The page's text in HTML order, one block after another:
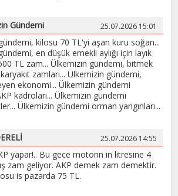
Gündemi 25.07.2026 15:01
kilosu 70 TL'yi aşan kuru soğan...
en düşük emekli aylığı için layık
TL zam... Ülkemizin gündemi, bitmek
zamları... Ülkemizin gündemi,
ekonomi... Ülkemizin gündemi
kadroları... Ülkemizin gündemi
Ülkemizin gündemi orman yangınları...
25.07.2026 14:55
yapar!.. Bu gece motorin in litresine 4
zam geliyor. AKP demek zam demektir.
is pazarda 75 TL.